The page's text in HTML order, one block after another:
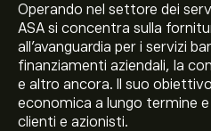
Operando nel settore dei
ASA si concentra sulla
all'avanguardia per i servizi
finanziamenti aziendali, la
e altro ancora. Il suo
economica a lungo termine
clienti e azionisti.